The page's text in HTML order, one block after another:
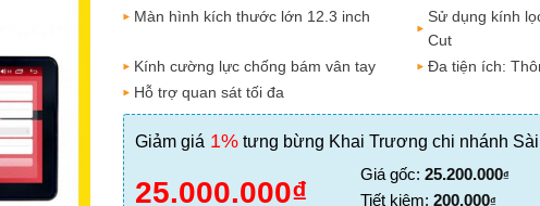
Màn hình kích thước lớn 12.3 inch
Sử dụng kính
Cut
Kính cường lực chống bám vân tay
Đa tiện ích:
Hỗ trợ quan sát tối đa
Giảm giá 1% tưng bừng Khai Trương chi nhánh Sài
gốc
25.000.000₫
Giá gốc: 25.200.000₫
Tiết kiệm: 200.000₫